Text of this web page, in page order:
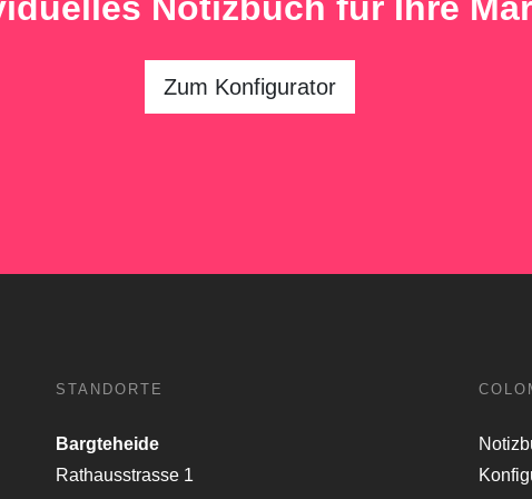
Zum Konfigurator
STANDORTE
Bargteheide
Rathausstrasse 1